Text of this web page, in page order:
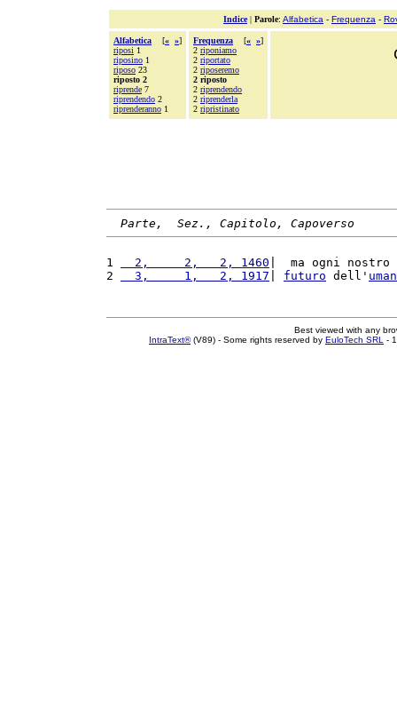
Indice| Parole: Alfabetica - Frequenza -
Alfabetica [« »]
riposi 1
riposino 1
riposo 23
riposto 2
riprende 7
riprendendo 2
riprenderanno 1
Frequenza [« »]
2 riponiamo
2 riportato
2 riposeremo
2 riposto
2 riprendendo
2 riprenderla
2 ripristinato
Parte,  Sez., Capitolo, Capoverso
1
  2,     2,   2, 1460
|  ma ogni nostro
2
  3,     1,   2, 1917
futuro dell'
Best viewed with any
IntraText®(V89) - Some rights reserved by EuloTech SRL -